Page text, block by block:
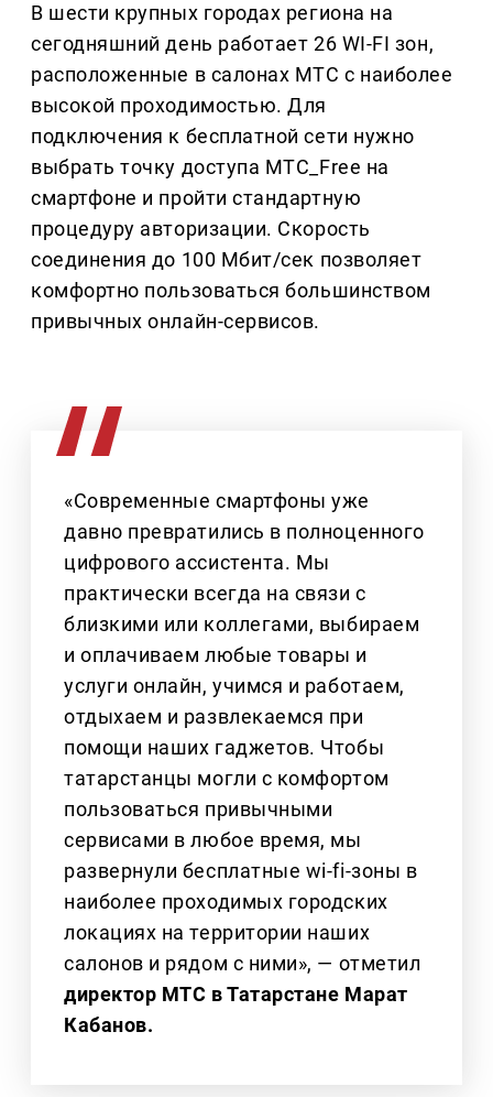
В шести крупных городах региона на
сегодняшний день работает 26 WI-FI зон,
расположенные в салонах МТС с наиболее
высокой проходимостью. Для
подключения к бесплатной сети нужно
выбрать точку доступа МТС_Free на
смартфоне и пройти стандартную
процедуру авторизации. Скорость
соединения до 100 Мбит/сек позволяет
комфортно пользоваться большинством
привычных онлайн‑сервисов.
«Современные смартфоны уже
давно превратились в полноценного
цифрового ассистента. Мы
практически всегда на связи с
близкими или коллегами, выбираем
и оплачиваем любые товары и
услуги онлайн, учимся и работаем,
отдыхаем и развлекаемся при
помощи наших гаджетов. Чтобы
татарстанцы могли с комфортом
пользоваться привычными
сервисами в любое время, мы
развернули бесплатные wi‑fi‑зоны в
наиболее проходимых городских
локациях на территории наших
салонов и рядом с ними», — отметил
директор МТС в Татарстане Марат
Кабанов.